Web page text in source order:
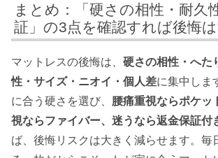
まとめ：「硬さの相性・耐久
証」の3点を確認すれば後悔
マットレスの後悔は、 硬さの相性・へた
性・サイズ・ニオイ・個人差に集中しま
に合う硬さを選び、 腰痛重視ならポケッ
視ならファイバー、迷うなら返金保証付
ば、後悔リスクは大きく減らせます。毎